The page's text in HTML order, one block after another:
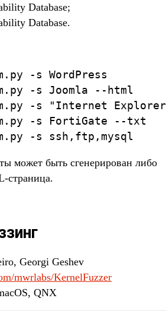
Database;
Database.
-s WordPress
-s Joomla --html
-s "Internet
-s FortiGate --txt
-s ssh,ftp,mysql
может быть сгенерирован либо
страница.
Georgi Geshev
mwrlabs/KernelFuzzer
QNX